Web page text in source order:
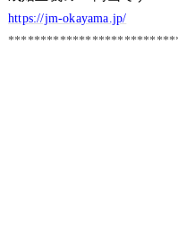
https://jm-okayama.jp/